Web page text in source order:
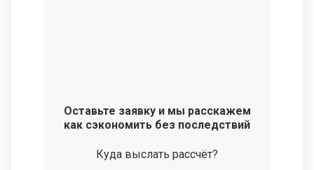
Оставьте заявку и мы расскажем
как сэкономить без последствий
Куда выслать рассчёт?